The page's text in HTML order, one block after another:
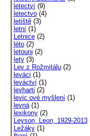
letectví(9)
letectvo(4)
letiště(3)
letní(1)
Letnice(2)
léto(2)
letouni (2)
lety(3)
Lev z Rožmitálu(2)
leváci (1)
leváctví(1)
levharti (2)
levic ové myšlení(1)
levná(1)
lexikony(2)
Leyson, Leon, 1929-2013
Ležáky(1)